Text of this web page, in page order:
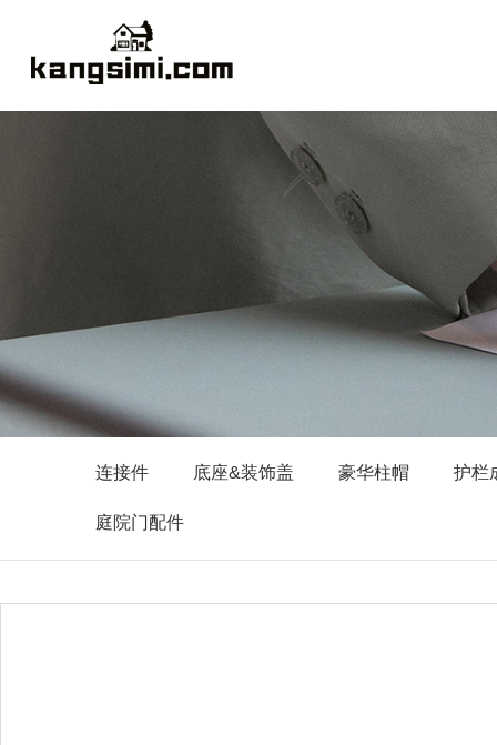
连接件 底座&装饰盖 豪华柱帽 护栏
庭院门配件